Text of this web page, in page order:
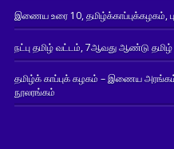
இணைய உரை 10, தமிழ்க்காப்புக்கழகம்,
நட்பு தமிழ் வட்டம், 7ஆவது ஆண்டு தமிழ்
தமிழ்க் காப்புக் கழகம் – இணைய
நூலரங்கம்